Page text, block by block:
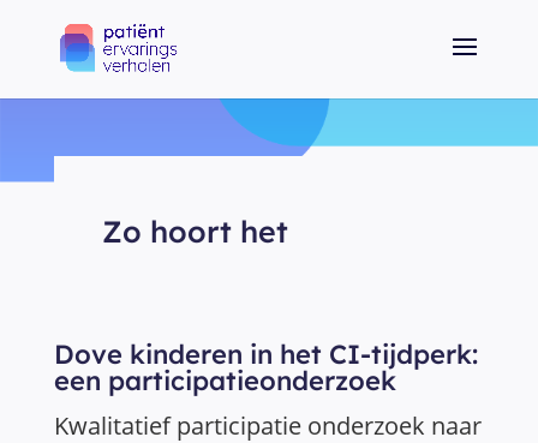
Zo hoort het
Dove kinderen in het CI-tijdperk:
een participatieonderzoek
Kwalitatief participatie onderzoek naar